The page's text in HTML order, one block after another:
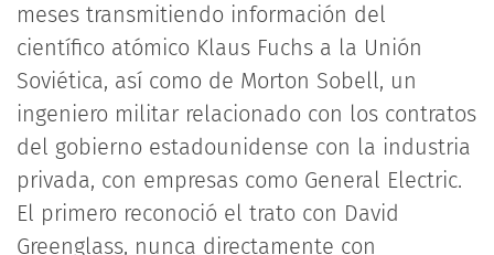
meses transmitiendo información del
científico atómico Klaus Fuchs a la Unión
Soviética, así como de Morton Sobell, un
ingeniero militar relacionado con los contratos
del gobierno estadounidense con la industria
privada, con empresas como General Electric.
El primero reconoció el trato con David
Greenglass, nunca directamente con